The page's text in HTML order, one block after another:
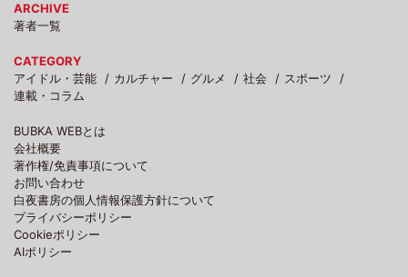
ARCHIVE
著者一覧
CATEGORY
アイドル・芸能
カルチャー グルメ 社会
スポーツ
連載・コラム
BUBKA WEBとは
会社概要
著作権/免責事項について
お問い合わせ
白夜書房の個人情報保護方針について
プライバシーポリシー
Cookieポリシー
AIポリシー